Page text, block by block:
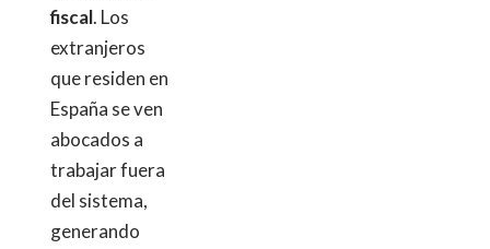
fiscal. Los
extranjeros
que residen en
España se ven
abocados a
trabajar fuera
del sistema,
generando